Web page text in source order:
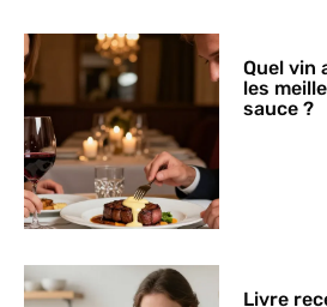
Quel vin
les
sauce ?
Livre